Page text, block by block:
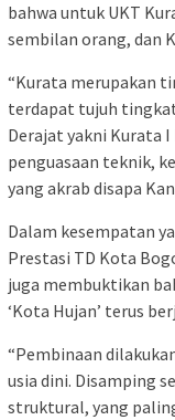
bahwa untuk UKT
sembilan orang, dan
“Kurata merupakan
terdapat tujuh
Derajat yakni Kurata
penguasaan teknik,
yang akrab disapa
Dalam kesempatan
Prestasi TD Kota
juga membuktikan
‘Kota Hujan’ terus
“Pembinaan
usia dini. Disamping
struktural, yang